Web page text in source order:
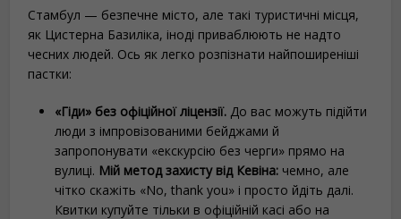
Стамбул — безпечне місто, але такі туристичні місця,
як Цистерна Базиліка, іноді приваблюють не надто
чесних людей. Ось як легко розпізнати найпоширеніші
пастки:
«Гіди» без офіційної ліцензії. До вас можуть підійти
люди з імпровізованими бейджами й
запропонувати «екскурсію без черги» прямо на
вулиці. Мій метод захисту від Кевіна: чемно, але
чітко скажіть «No, thank you» і просто йдіть далі.
Квитки купуйте тільки в офіційній касі або на